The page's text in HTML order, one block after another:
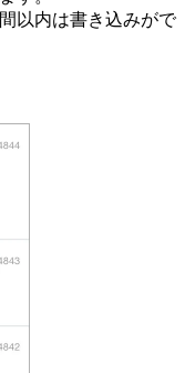
以内は書き込みがで